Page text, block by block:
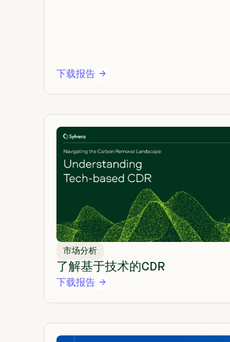
下载报告
市场分析
了解基于技术的CDR
下载报告